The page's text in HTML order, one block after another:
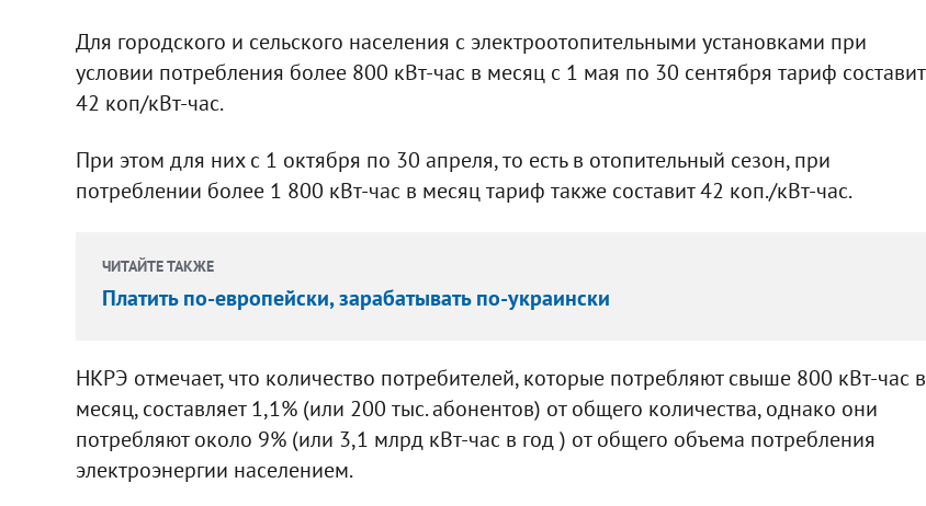
Для городского и сельского населения с электроотопительными установками при
условии потребления более 800 кВт-час в месяц с 1 мая по 30 сентября тариф составит
42 коп/кВт-час.
При этом для них с 1 октября по 30 апреля, то есть в отопительный сезон, при
потреблении более 1 800 кВт-час в месяц тариф также составит 42 коп./кВт-час.
ЧИТАЙТЕ ТАКЖЕ
Платить по-европейски, зарабатывать по-украински
НКРЭ отмечает, что количество потребителей, которые потребляют свыше 800 кВт-час в
месяц, составляет 1,1% (или 200 тыс. абонентов) от общего количества, однако они
потребляют около 9% (или 3,1 млрд кВт-час в год ) от общего объема потребления
электроэнергии населением.